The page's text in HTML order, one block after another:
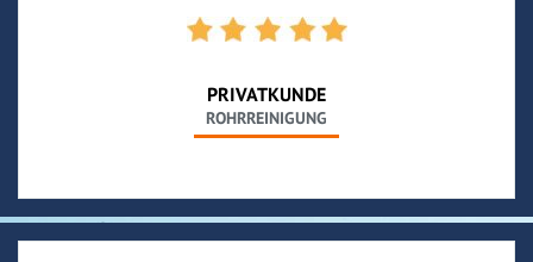
PRIVATKUNDE
ROHRREINIGUNG